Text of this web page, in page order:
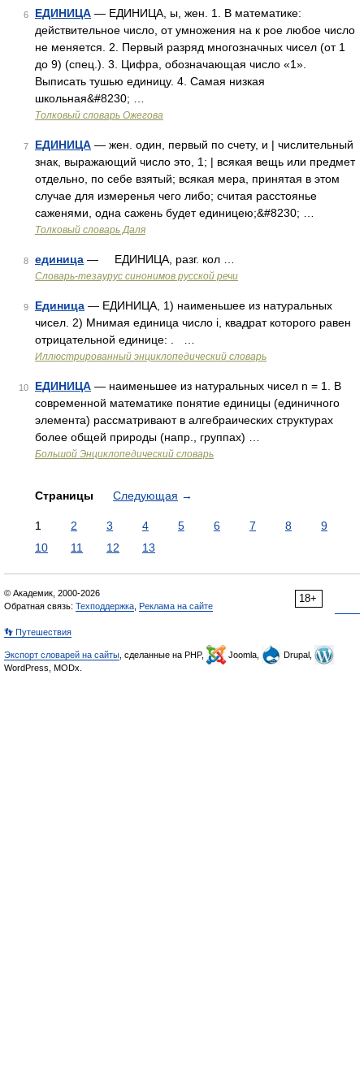
6 ЕДИНИЦА — ЕДИНИЦА, ы, жен. 1. В математике:
действительное число, от умножения на к рое любое число
не меняется. 2. Первый разряд многозначных чисел (от 1
до 9) (спец.). 3. Цифра, обозначающая число «1».
Выписать тушью единицу. 4. Самая низкая
школьная&#8230; …
Толковый словарь Ожегова
7 ЕДИНИЦА — жен. один, первый по счету, и | числительный
знак, выражающий число это, 1; | всякая вещь или предмет
отдельно, по себе взятый; всякая мера, принятая в этом
случае для измеренья чего либо; считая расстоянье
саженями, одна сажень будет единицею;&#8230; …
Толковый словарь Даля
8 единица — ЕДИНИЦА, разг. кол …
Словарь-тезаурус синонимов русской речи
9 Единица — ЕДИНИЦА, 1) наименьшее из натуральных
чисел. 2) Мнимая единица число i, квадрат которого равен
отрицательной единице: . …
Иллюстрированный энциклопедический словарь
10 ЕДИНИЦА — наименьшее из натуральных чисел n = 1. В
современной математике понятие единицы (единичного
элемента) рассматривают в алгебраических структурах
более общей природы (напр., группах) …
Большой Энциклопедический словарь
Страницы Следующая →
1 2 3 4 5 6 7 8
9
10
11 12 13
18+
© Академик, 2000-2026
Обратная связь: Техподдержка Реклама на сайте
👣 Путешествия
Экспорт словарей на сайты , сделанные на PHP, Joomla,
Drupal,
WordPress, MODx.